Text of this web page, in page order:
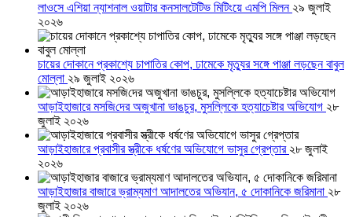
লাওসে এশিয়া ন্যাশনাল ওয়াটার কনসালটেটিভ মিটিংয়ে এমপি মিলন ২৯ জুলাই
২০২৬
চায়ের দোকানে প্রকাশ্যে চাপাতির কোপ, ঢামেকে মৃত্যুর সঙ্গে পাঞ্জা লড়ছেন বাবুল
মোল্লা ২৯ জুলাই ২০২৬
আড়াইহাজারে মস‌জি‌দের অজুখানা ভাঙচুর, মুসল্লিকে হত্যাচেষ্টার অভিযোগ ২৮
জুলাই ২০২৬
আড়াইহাজারে প্রবাসীর স্ত্রীকে ধর্ষণের অভিযোগে ভাসুর গ্রেপ্তার ২৮ জুলাই
২০২৬
আড়াইহাজার বাজারে ভ্রাম্যমাণ আদালতের অভিযান, ৫ দোকানিকে জরিমানা ২৮
জুলাই ২০২৬